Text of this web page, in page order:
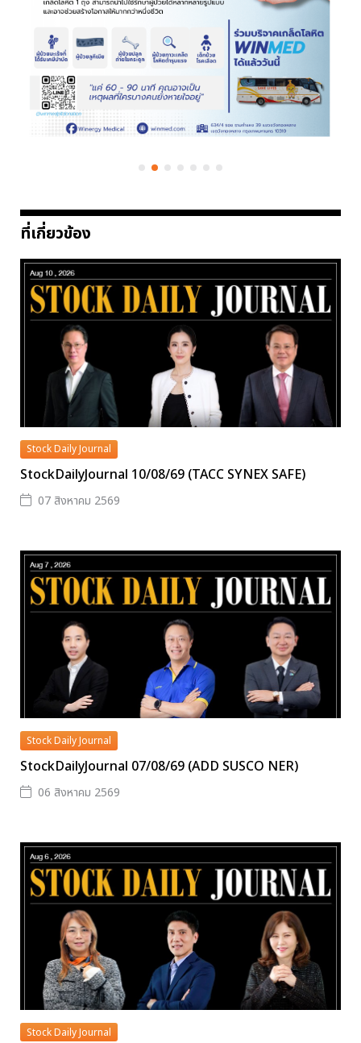
ที่เกี่ยวข้อง
Stock Daily Journal
StockDailyJournal 10/08/69 (TACC SYNEX SAFE)
07 สิงหาคม 2569
Stock Daily Journal
StockDailyJournal 07/08/69 (ADD SUSCO NER)
06 สิงหาคม 2569
Stock Daily Journal